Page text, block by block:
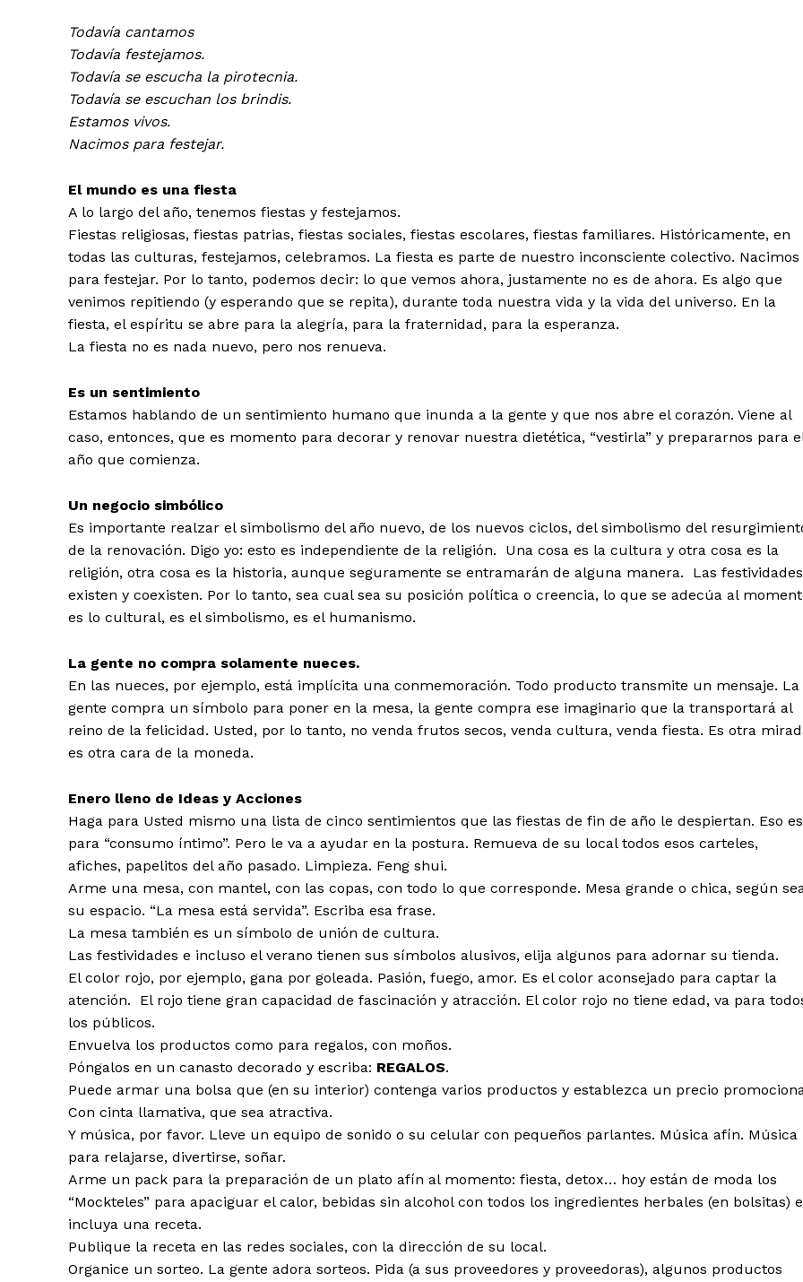
Todavía cantamos
Todavía festejamos.
Todavía se escucha la pirotecnia.
Todavía se escuchan los brindis.
Estamos vivos.
Nacimos para festejar.
El mundo es una fiesta
A lo largo del año, tenemos fiestas y festejamos.
Fiestas religiosas, fiestas patrias, fiestas sociales, fiestas escolares, fiestas familiares. Históricamente, en
todas las culturas, festejamos, celebramos. La fiesta es parte de nuestro inconsciente colectivo. Nacimos
para festejar. Por lo tanto, podemos decir: lo que vemos ahora, justamente no es de ahora. Es algo que
venimos repitiendo (y esperando que se repita), durante toda nuestra vida y la vida del universo. En la
fiesta, el espíritu se abre para la alegría, para la fraternidad, para la esperanza.
La fiesta no es nada nuevo, pero nos renueva.
Es un sentimiento
Estamos hablando de un sentimiento humano que inunda a la gente y que nos abre el corazón. Viene al
caso, entonces, que es momento para decorar y renovar nuestra dietética, “vestirla” y prepararnos para
año que comienza.
Un negocio simbólico
Es importante realzar el simbolismo del año nuevo, de los nuevos ciclos, del simbolismo del
de la renovación. Digo yo: esto es independiente de la religión. Una cosa es la cultura y otra cosa es la
religión, otra cosa es la historia, aunque seguramente se entramarán de alguna manera. Las festividades
existen y coexisten. Por lo tanto, sea cual sea su posición política o creencia, lo que se adecúa al
es lo cultural, es el simbolismo, es el humanismo.
La gente no compra solamente nueces.
En las nueces, por ejemplo, está implícita una conmemoración. Todo producto transmite un mensaje. La
gente compra un símbolo para poner en la mesa, la gente compra ese imaginario que la transportará al
reino de la felicidad. Usted, por lo tanto, no venda frutos secos, venda cultura, venda fiesta. Es otra
es otra cara de la moneda.
Enero lleno de Ideas y Acciones
Haga para Usted mismo una lista de cinco sentimientos que las fiestas de fin de año le despiertan. Eso es
para “consumo íntimo”. Pero le va a ayudar en la postura. Remueva de su local todos esos carteles,
afiches, papelitos del año pasado. Limpieza. Feng shui.
Arme una mesa, con mantel, con las copas, con todo lo que corresponde. Mesa grande o chica, según
su espacio. “La mesa está servida”. Escriba esa frase.
La mesa también es un símbolo de unión de cultura.
Las festividades e incluso el verano tienen sus símbolos alusivos, elija algunos para adornar su tienda.
El color rojo, por ejemplo, gana por goleada. Pasión, fuego, amor. Es el color aconsejado para captar la
atención. El rojo tiene gran capacidad de fascinación y atracción. El color rojo no tiene edad, va para
los públicos.
Envuelva los productos como para regalos, con moños.
Póngalos en un canasto decorado y escriba: REGALOS.
Puede armar una bolsa que (en su interior) contenga varios productos y establezca un precio
Con cinta llamativa, que sea atractiva.
Y música, por favor. Lleve un equipo de sonido o su celular con pequeños parlantes. Música afín. Música
para relajarse, divertirse, soñar.
Arme un pack para la preparación de un plato afín al momento: fiesta, detox… hoy están de moda los
“Mockteles” para apaciguar el calor, bebidas sin alcohol con todos los ingredientes herbales (en bolsitas) e
incluya una receta.
Publique la receta en las redes sociales, con la dirección de su local.
Organice un sorteo. La gente adora sorteos. Pida (a sus proveedores y proveedoras), algunos productos